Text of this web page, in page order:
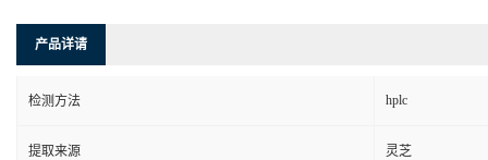
产品详请
检测方法 hplc
提取来源 灵芝